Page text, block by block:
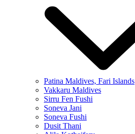
Patina Maldives, Fari Islands
Vakkaru Maldives
Sirru Fen Fushi
Soneva Jani
Soneva Fushi
Dusit Thani